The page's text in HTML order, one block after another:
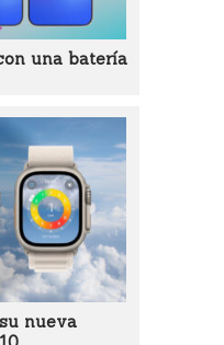
una batería
nueva